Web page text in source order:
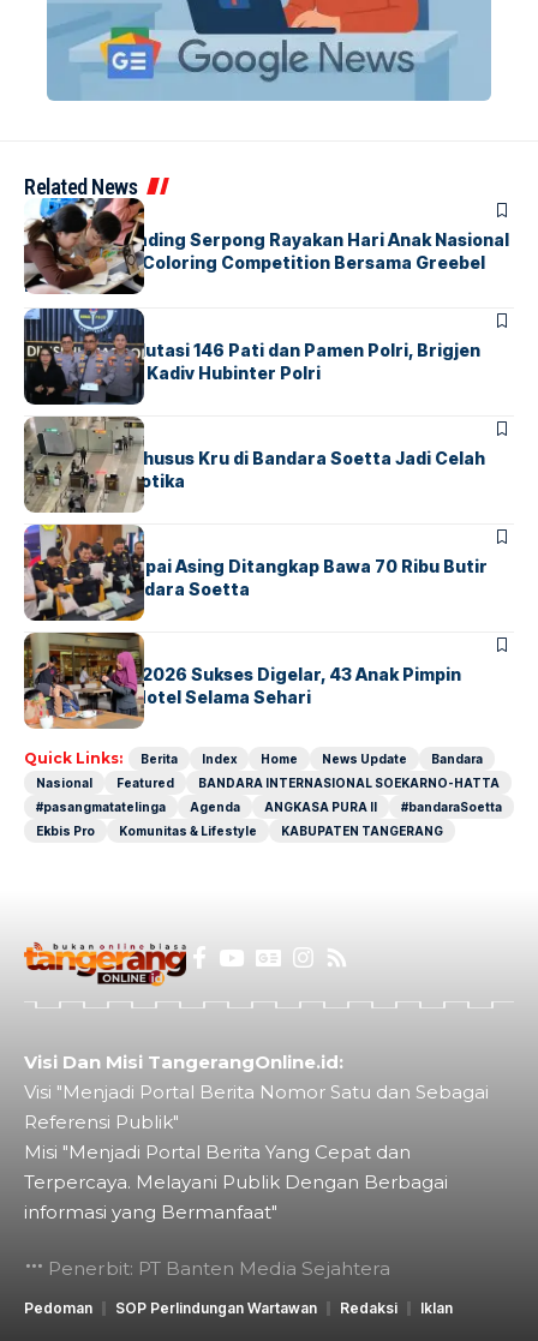
Related News
BERITAINDEX
Atria Hotel Gading Serpong Rayakan Hari Anak Nasional
Lewat Family Coloring Competition Bersama Greebel
Indonesia
BERITA
Mabes Polri Mutasi 146 Pati dan Pamen Polri, Brigjen
Untung Jabat Kadiv Hubinter Polri
BANDARABERITA
Ketika Jalur Khusus Kru di Bandara Soetta Jadi Celah
Sindikat Narkotika
BANDARA BERITA
Kopilot Maskapai Asing Ditangkap Bawa 70 Ribu Butir
Ekstasi di Bandara Soetta
BERITAINDEX
GM For A Day 2026 Sukses Digelar, 43 Anak Pimpin
Operasional Hotel Selama Sehari
Quick Links: Berita Index Home News Update
Bandara
Nasional
Featured
BANDARA INTERNASIONAL SOEKARNO-HATTA
#pasangmatatelinga
Agenda ANGKASA PURA II
#bandaraSoetta
Ekbis Pro
Komunitas & Lifestyle KABUPATEN TANGERANG
Visi Dan Misi TangerangOnline.id:
Visi "Menjadi Portal Berita Nomor Satu dan Sebagai
Referensi Publik"
Misi "Menjadi Portal Berita Yang Cepat dan
Terpercaya. Melayani Publik Dengan Berbagai
informasi yang Bermanfaat"
Penerbit: PT Banten Media Sejahtera
Pedoman SOP Perlindungan Wartawan Redaksi Iklan